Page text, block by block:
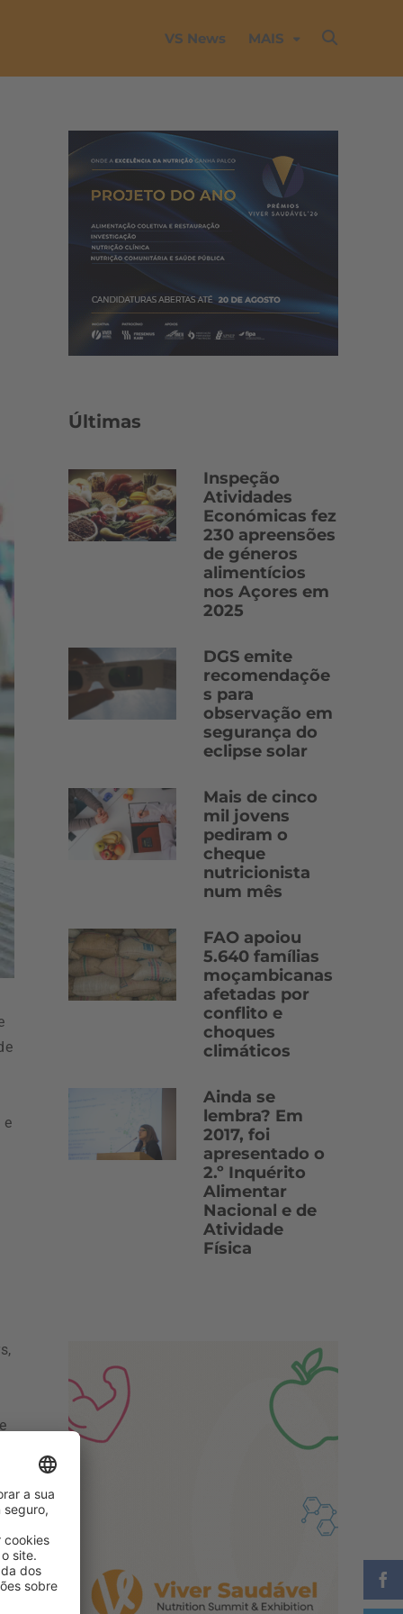
VS News MAIS
e
Últimas
Inspeção
Atividades
Económicas fez
230 apreensões
de géneros
alimentícios
nos Açores em
2025
DGS emite
recomendaçõe
s para
observação em
segurança do
eclipse solar
Mais de cinco
mil jovens
pediram o
cheque
nutricionista
num mês
FAO apoiou
5.640 famílias
moçambicanas
afetadas por
conflito e
choques
climáticos
Ainda se
lembra? Em
2017, foi
apresentado o
2.º Inquérito
Alimentar
Nacional e de
Atividade
Física